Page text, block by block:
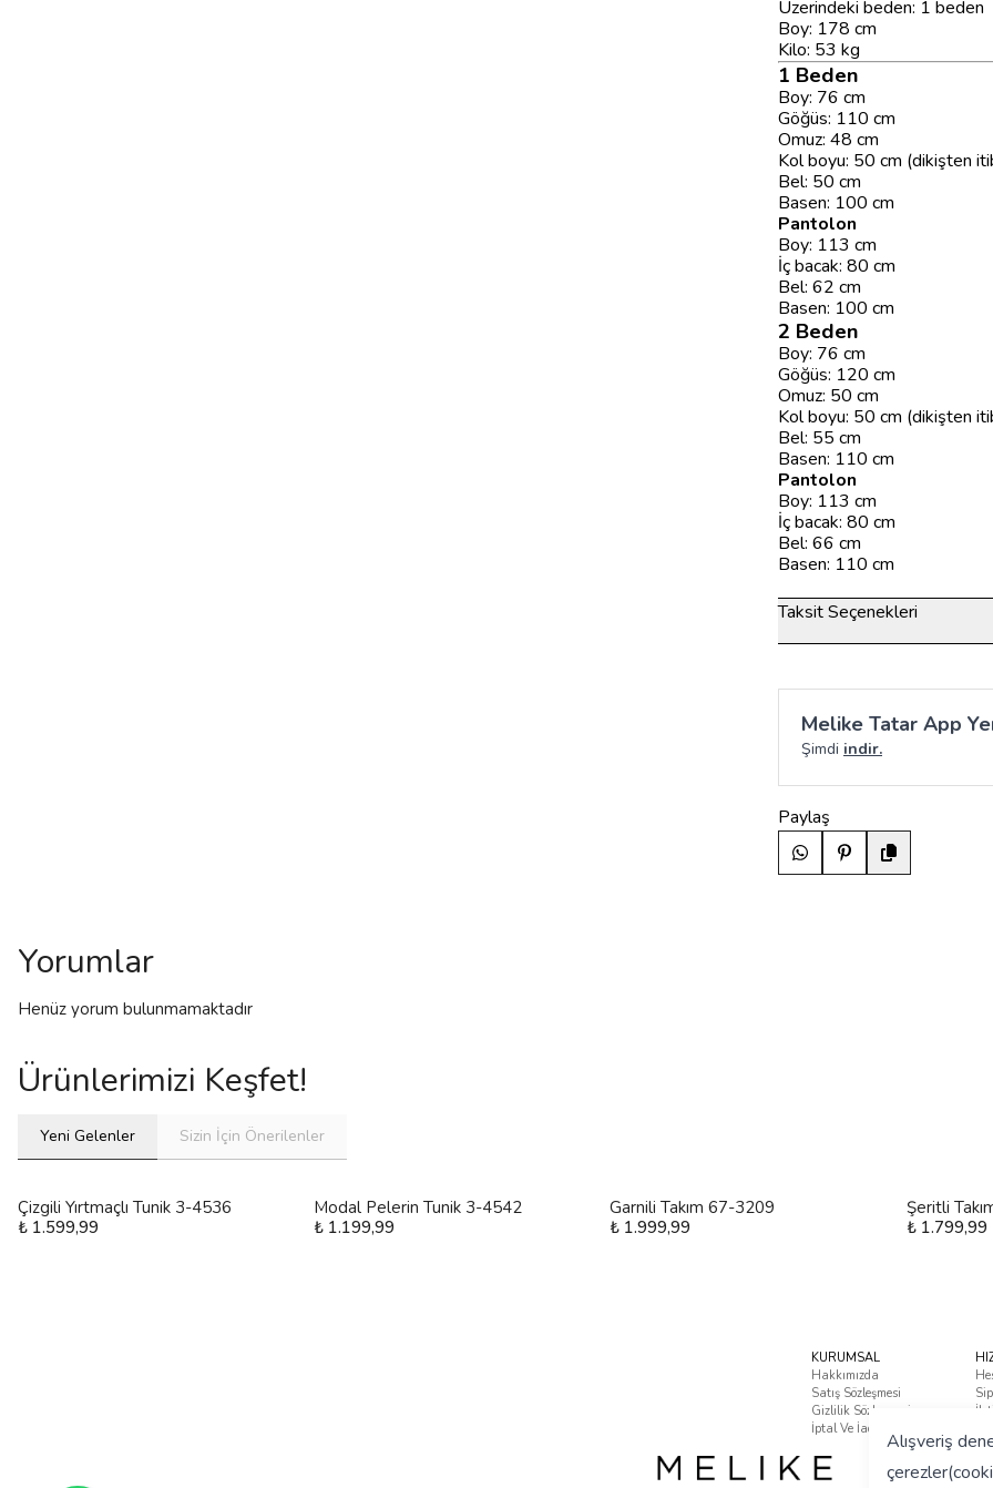
Alışveriş
Üzerindeki beden: 1 beden
Boy: 178 cm
Kilo: 53 kg
1 Beden
Boy: 76 cm
Göğüs: 110 cm
Omuz: 48 cm
Kol boyu: 50 cm (dikişten
Bel: 50 cm
Basen: 100 cm
Pantolon
Boy: 113 cm
İç bacak: 80 cm
Bel: 62 cm
Basen: 100 cm
2 Beden
Boy: 76 cm
Göğüs: 120 cm
Omuz: 50 cm
Kol boyu: 50 cm (dikişten
Bel: 55 cm
Basen: 110 cm
Pantolon
Boy: 113 cm
İç bacak: 80 cm
Bel: 66 cm
Basen: 110 cm
Taksit Seçenekleri
Melike Tatar App
Şimdi indir.
Paylaş
Yorumlar
Henüz yorum bulunmamaktadır
Ürünlerimizi Keşfet!
Yeni Gelenler Sizin İçin Önerilenler
Çizgili Yırtmaçlı Tunik 3-4536
₺ 1.599,99
Modal Pelerin Tunik 3-4542
₺ 1.199,99
Garnili Takım 67-3209
₺ 1.999,99
Şeritli
₺ 1.799,99
KURUMSAL
Hakkımızda
Satış Sözleşmesi
Gizlilik Sözleşmesi
İptal Ve İade Koşulları